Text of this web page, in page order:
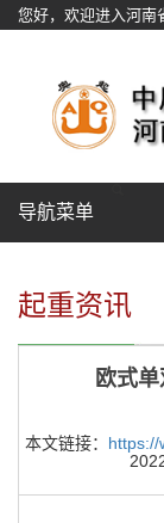
您好，欢迎进入河南
导航菜单
起重资讯
欧式
本文链接： https://